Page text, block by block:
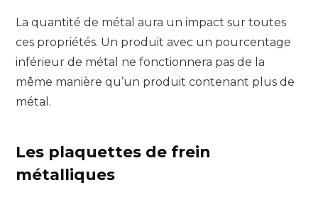
La quantité de métal aura un impact sur toutes
ces propriétés. Un produit avec un pourcentage
inférieur de métal ne fonctionnera pas de la
même manière qu’un produit contenant plus de
métal.
Les plaquettes de frein
métalliques